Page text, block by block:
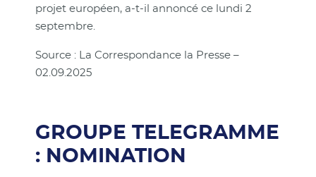
projet européen, a-t-il annoncé ce lundi 2
septembre.
Source : La Correspondance la Presse –
02.09.2025
GROUPE TELEGRAMME
: NOMINATION